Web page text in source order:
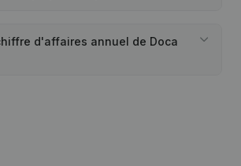
d'affaires annuel de Doca